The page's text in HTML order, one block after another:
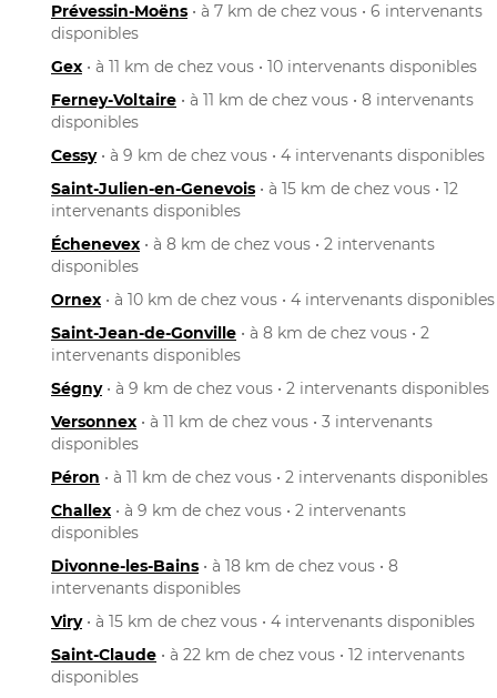
Prévessin-Moëns • à 7 km de chez vous • 6 intervenants
disponibles
Gex • à 11 km de chez vous • 10 intervenants disponibles
Ferney-Voltaire • à 11 km de chez vous • 8 intervenants
disponibles
Cessy• à 9 km de chez vous • 4 intervenants disponibles
Saint-Julien-en-Genevois • à 15 km de chez vous • 12
intervenants disponibles
Échenevex • à 8 km de chez vous • 2 intervenants
disponibles
Ornex • à 10 km de chez vous • 4 intervenants disponibles
Saint-Jean-de-Gonville • à 8 km de chez vous • 2
intervenants disponibles
Ségny• à 9 km de chez vous • 2 intervenants disponibles
Versonnex • à 11 km de chez vous • 3 intervenants
disponibles
Péron • à 11 km de chez vous • 2 intervenants disponibles
Challex • à 9 km de chez vous • 2 intervenants
disponibles
Divonne-les-Bains • à 18 km de chez vous • 8
intervenants disponibles
Viry• à 15 km de chez vous • 4 intervenants disponibles
Saint-Claude • à 22 km de chez vous • 12 intervenants
disponibles